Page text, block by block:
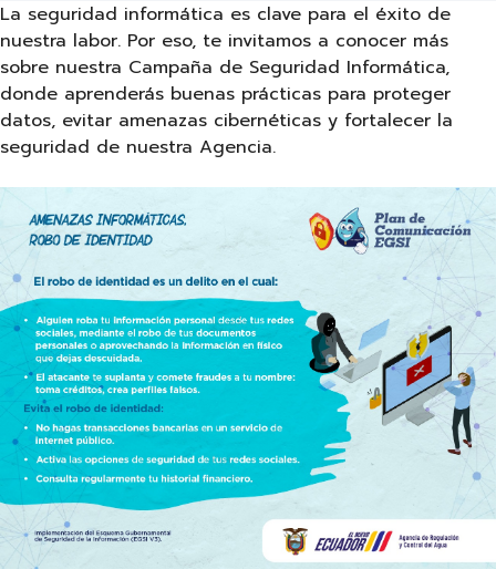
La seguridad informática es clave para el éxito de
nuestra labor. Por eso, te invitamos a conocer más
sobre nuestra Campaña de Seguridad Informática,
donde aprenderás buenas prácticas para proteger
datos, evitar amenazas cibernéticas y fortalecer la
seguridad de nuestra Agencia.